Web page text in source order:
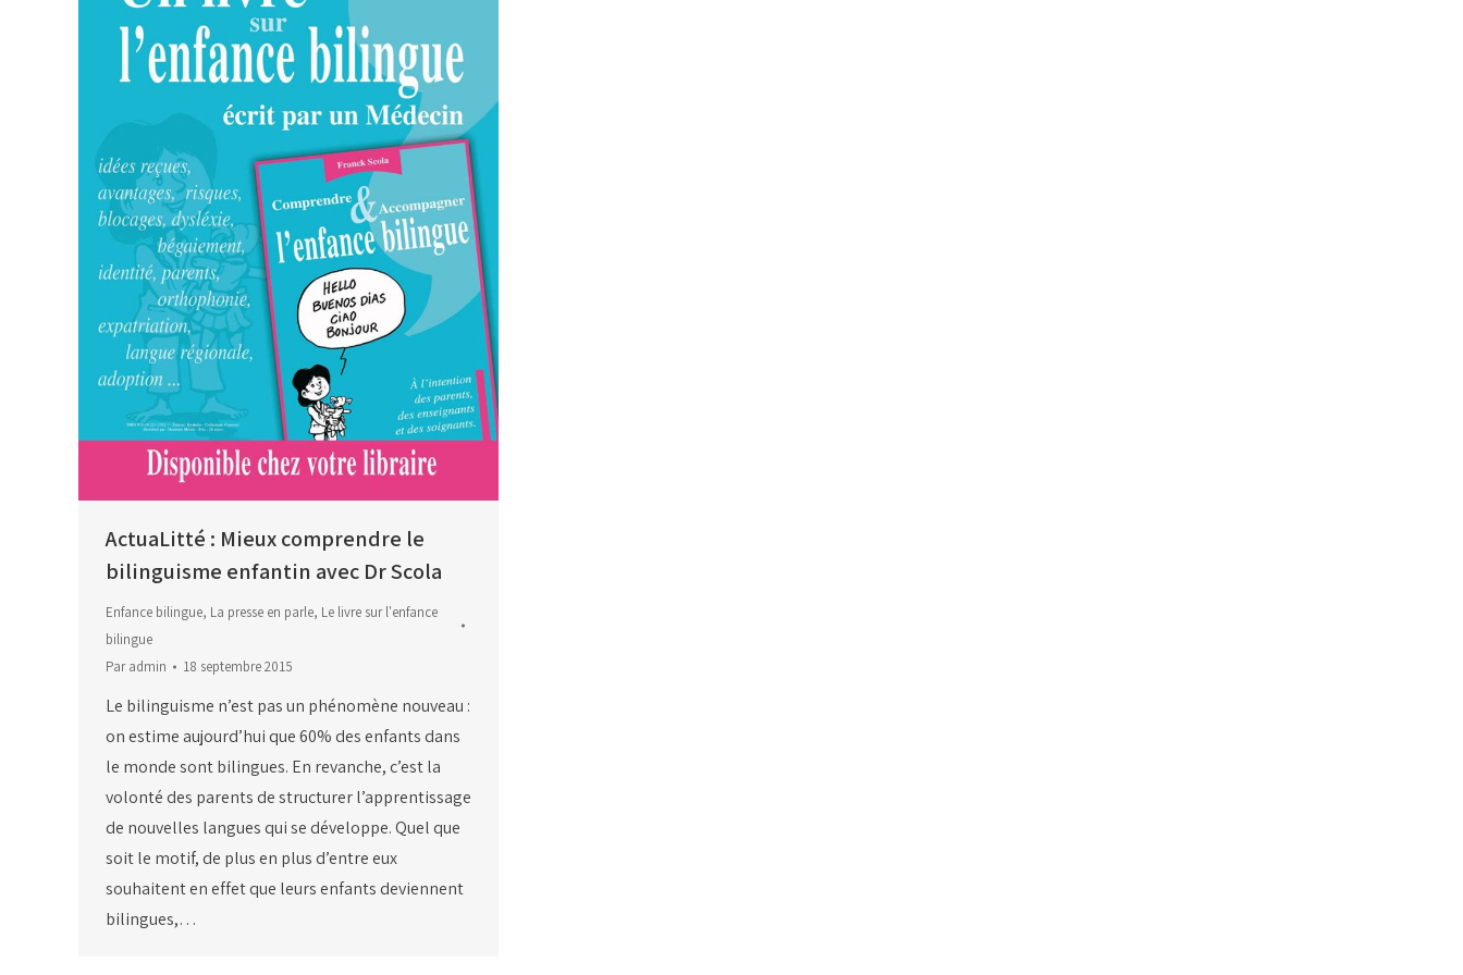
ActuaLitté : Mieux comprendre le
bilinguisme enfantin avec Dr Scola
Enfance bilingue, La presse en parle, Le livre sur l'enfance
bilingue
Paradmin 18 septembre 2015
Le bilinguisme n’est pas un phénomène nouveau :
on estime aujourd’hui que 60% des enfants dans
le monde sont bilingues. En revanche, c’est la
volonté des parents de structurer l’apprentissage
de nouvelles langues qui se développe. Quel que
soit le motif, de plus en plus d’entre eux
souhaitent en effet que leurs enfants deviennent
bilingues,…